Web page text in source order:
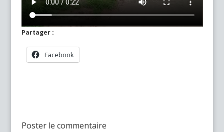
Partager :
Facebook
Poster le commentaire